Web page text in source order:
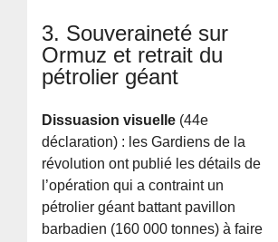
3. Souveraineté sur
Ormuz et retrait du
pétrolier géant
Dissuasion visuelle (44e
déclaration) : les Gardiens de la
révolution ont publié les détails de
l’opération qui a contraint un
pétrolier géant battant pavillon
barbadien (160 000 tonnes) à faire